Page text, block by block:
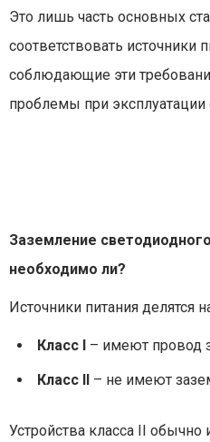
Это лишь часть основных
соответствовать источники
соблюдающие эти
проблемы при эксплуатации
Заземление
необходимо ли?
Источники питания делятся
Класс I
– имеют провод
Класс II
– не имеют
Устройства класса II